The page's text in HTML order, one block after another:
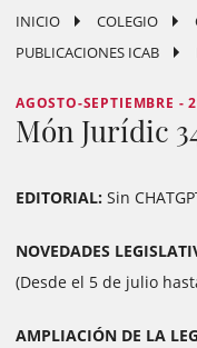
INICIO COLEGIO
PUBLICACIONES ICAB
AGOSTO-SEPTIEMBRE -
Món Jurídic
EDITORIAL: Sin
NOVEDADES
(Desde el 5 de julio
AMPLIACIÓN DE LA